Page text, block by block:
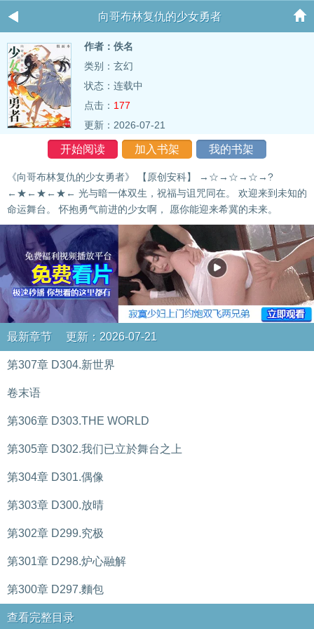
向哥布林复仇的少女勇者
作者：佚名
类别：玄幻
状态：连载中
点击： 177
更新：2026-07-21
开始阅读 加入书架 我的书架
《向哥布林复仇的少女勇者》 【原创安科】 →☆→☆→☆→?
←★←★←★← 光与暗一体双生，祝福与诅咒同在。 欢迎来到未知的
命运舞台。 怀抱勇气前进的少女啊， 愿你能迎来希冀的未来。
最新章节 更新：2026-07-21
第307章 D304.新世界
卷末语
第306章 D303.THE WORLD
第305章 D302.我们已立於舞台之上
第304章 D301.偶像
第303章 D300.放晴
第302章 D299.究极
第301章 D298.炉心融解
第300章 D297.麵包
查看完整目录